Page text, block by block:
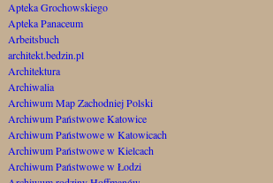
Apteka Grochowskiego
Apteka Panaceum
Arbeitsbuch
architekt.bedzin.pl
Architektura
Archiwalia
Archiwum Map Zachodniej Polski
Archiwum Państwowe Katowice
Archiwum Państwowe w Katowicach
Archiwum Państwowe w Kielcach
Archiwum Państwowe w Łodzi